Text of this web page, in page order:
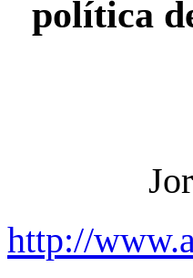
política
http://